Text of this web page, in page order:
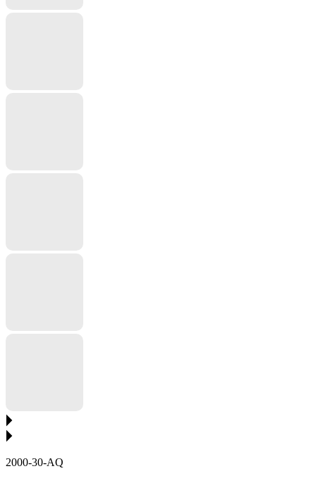
2000-30-AQ